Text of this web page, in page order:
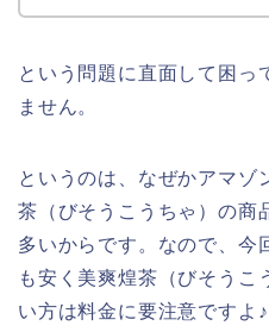
という問題に直面して困っ
ません。
というのは、なぜかアマゾ
茶（びそうこうちゃ）の商
多いからです。なので、今
も安く美爽煌茶（びそうこ
い方は料金に要注意ですよ